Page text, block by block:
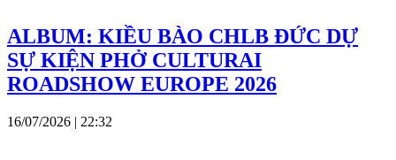
ALBUM: KIỀU BÀO CHLB ĐỨC DỰ
SỰ KIỆN PHỞ CULTURAI
ROADSHOW EUROPE 2026
16/07/2026 | 22:32